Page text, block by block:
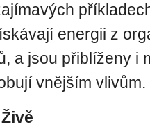
energii z
a jsou přiblíženy i
vnějším vlivům.